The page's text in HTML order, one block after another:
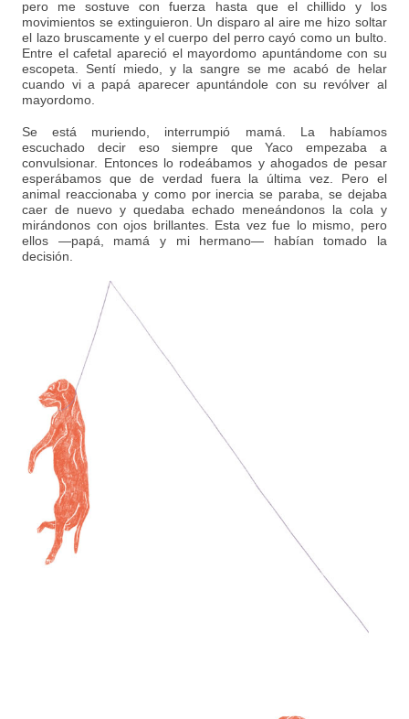
pero me sostuve con fuerza hasta que el chillido y los
movimientos se extinguieron. Un disparo al aire me hizo soltar
el lazo bruscamente y el cuerpo del perro cayó como un bulto.
Entre el cafetal apareció el mayordomo apuntándome con su
escopeta. Sentí miedo, y la sangre se me acabó de helar
cuando vi a papá aparecer apuntándole con su revólver al
mayordomo.
Se está muriendo, interrumpió mamá. La habíamos
escuchado decir eso siempre que Yaco empezaba a
convulsionar. Entonces lo rodeábamos y ahogados de pesar
esperábamos que de verdad fuera la última vez. Pero el
animal reaccionaba y como por inercia se paraba, se dejaba
caer de nuevo y quedaba echado meneándonos la cola y
mirándonos con ojos brillantes. Esta vez fue lo mismo, pero
ellos —papá, mamá y mi hermano— habían tomado la
decisión.